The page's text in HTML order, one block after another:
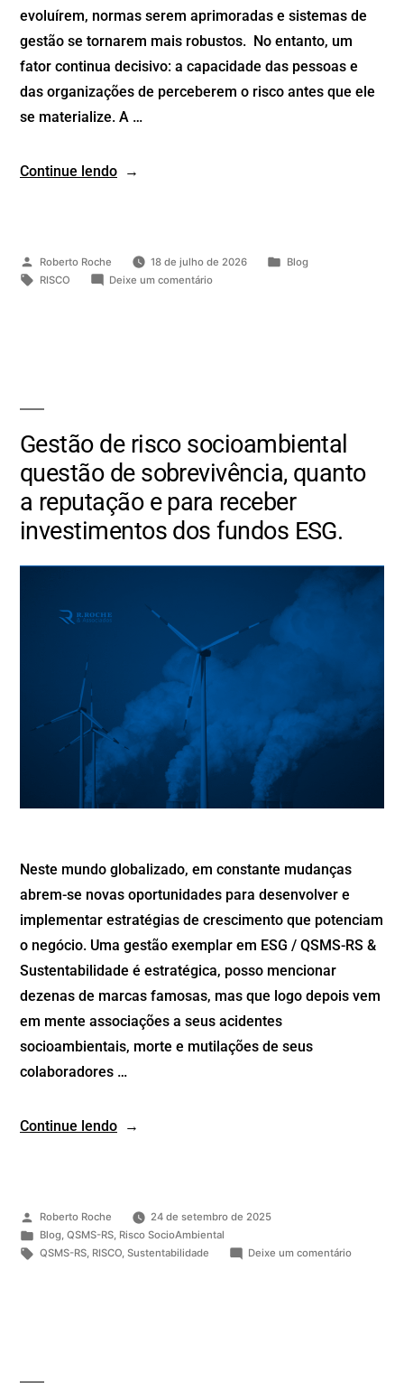
evoluírem, normas serem aprimoradas e sistemas de
gestão se tornarem mais robustos. No entanto, um
fator continua decisivo: a capacidade das pessoas e
das organizações de perceberem o risco antes que ele
se materialize. A …
Continue lendo
Roberto Roche 18 de julho de 2026
Blog
RISCO
Deixe um comentário
Gestão de risco socioambiental
questão de sobrevivência, quanto
a reputação e para receber
investimentos dos fundos ESG.
Neste mundo globalizado, em constante mudanças
abrem-se novas oportunidades para desenvolver e
implementar estratégias de crescimento que potenciam
o negócio. Uma gestão exemplar em ESG / QSMS-RS &
Sustentabilidade é estratégica, posso mencionar
dezenas de marcas famosas, mas que logo depois vem
em mente associações a seus acidentes
socioambientais, morte e mutilações de seus
colaboradores …
Continue lendo
Roberto Roche
24 de setembro de 2025
Blog, QSMS-RS, Risco SocioAmbiental
QSMS-RS, RISCO, Sustentabilidade Deixe um comentário